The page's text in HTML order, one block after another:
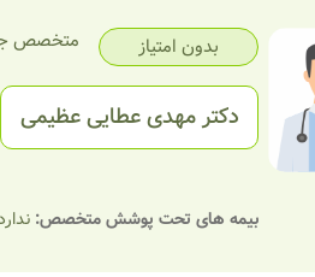
بدون امتیاز متخصص
دکتر مهدی عطایی عظیمی
بیمه های تحت پوشش متخصص: